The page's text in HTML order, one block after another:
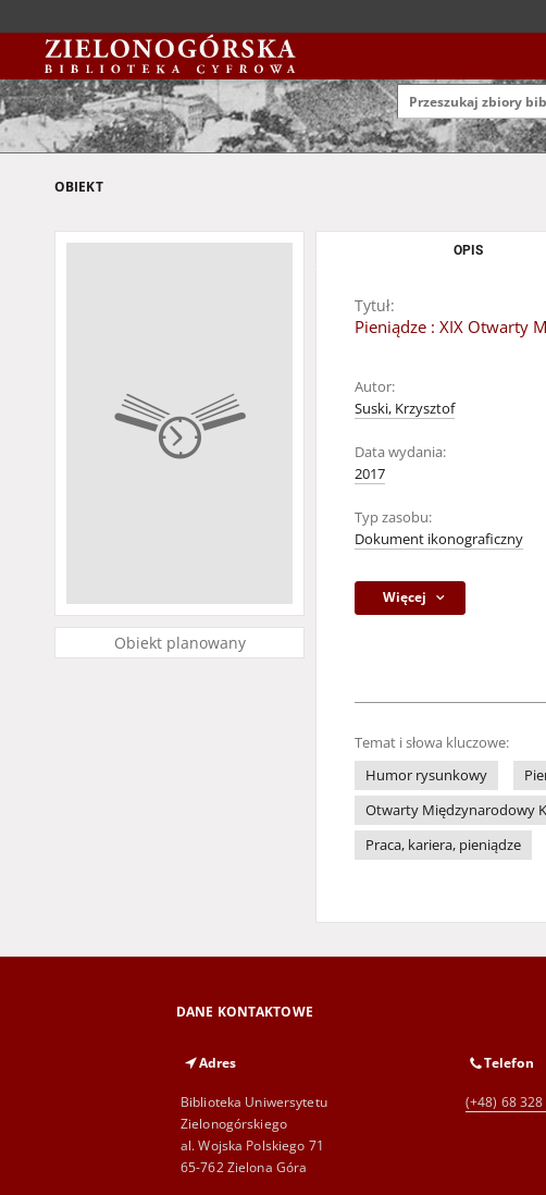
OBIEKT
Obiekt planowany
OPIS
Tytuł:
Pieniądze : XIX Otwarty
Autor:
Suski, Krzysztof
Data wydania:
2017
Typ zasobu:
Dokument ikonograficzny
Więcej
Temat i słowa kluczowe:
Humor rysunkowy
Otwarty Międzynarodowy
Praca, kariera, pieniądze
DANE KONTAKTOWE
Adres
Biblioteka Uniwersytetu
Zielonogórskiego
al. Wojska Polskiego 71
65-762 Zielona Góra
Telefon
(+48) 68